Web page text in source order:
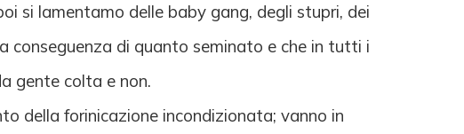
si lamentamo delle baby gang, degli stupri, dei
conseguenza di quanto seminato e che in tutti i
gente colta e non.
della forinicazione incondizionata; vanno in